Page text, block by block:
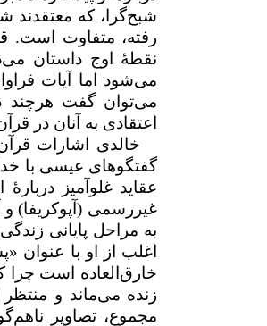
شبح‌گرا، که معتقدند
رفته، متفاوت است.
نقطهٔ اوج داستان
می‌شود اما آیات
می‌توان گفت هرچند
اعتقادی به آنان در
خالدی اشارات
گفتگوهای عیسی با
عقاید غلوآمیز
غیررسمی (آپوکریفا)
به مراحل پایانی
اغلب از او با عنوان
خارق‌العاده است چرا
زنده می‌ماند و
مجموع، تصاویر